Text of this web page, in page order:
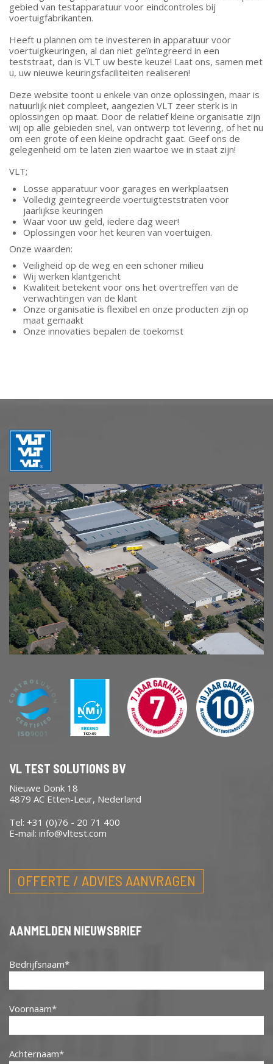
gebied van testapparatuur voor eindcontroles bij
voertuigfabrikanten.
Heeft u plannen om te investeren in apparatuur voor
voertuigkeuringen, al dan niet geïntegreerd in een
teststraat, dan is VLT uw beste keuze! Laat ons, samen met
u, uw nieuwe keuringsfaciliteiten realiseren!
Deze website toont u enkele van onze oplossingen, maar is
natuurlijk niet compleet, aangezien VLT zeer sterk is in
oplossingen op maat. Door de relatief kleine organisatie zijn
wij op alle gebieden snel, van ontwerp tot levering, of het nu
om een grote of een kleine opdracht gaat. Geef ons de
gelegenheid om te laten zien waartoe we in staat zijn!
VLT;
Losse apparatuur voor garages en werkplaatsen
Volledig geïntegreerde voertuigteststraten voor
jaarlijkse keuringen
Waar voor uw geld, iedere dag weer!
Oplossingen voor het keuren van voertuigen.
Onze waarden:
Veiligheid op de weg en een schoner milieu
Wij werken klantgericht
Kwaliteit betekent voor ons het overtreffen van de
verwachtingen van de klant
Onze organisatie is flexibel en onze producten zijn op
maat gemaakt
Onze innovaties bepalen de toekomst
VL TEST SOLUTIONS BV
Nieuwe Donk 18
4879 AC Etten-Leur, Nederland
Tel: +31 (0)76 - 20 71 400
E-mail: info@vltest.com
OFFERTE / ADVIES AANVRAGEN
AANMELDEN NIEUWSBRIEF
Bedrijfsnaam
Voornaam
Achternaam